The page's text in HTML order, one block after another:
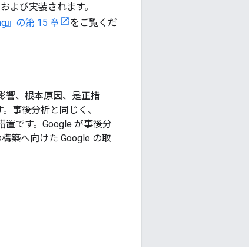
よび実装されます。
』の第 15 章
をご覧くだ
響、根本原因、是正措
事後分析と同じく、
置です。Google が事後分
築へ向けた Google の取